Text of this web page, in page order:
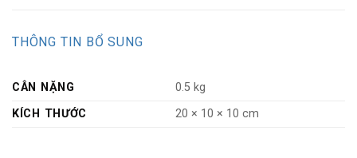
THÔNG TIN BỔ SUNG
CÂN NẶNG
0.5 kg
KÍCH THƯỚC
20 × 10 × 10 cm